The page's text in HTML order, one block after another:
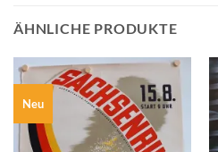
ÄHNLICHE PRODUKTE
Neu